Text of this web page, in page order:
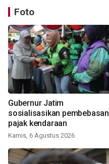
Foto
Gubernur Jatim
sosialisasikan pembebasan
pajak kendaraan
Kamis, 6 Agustus 2026